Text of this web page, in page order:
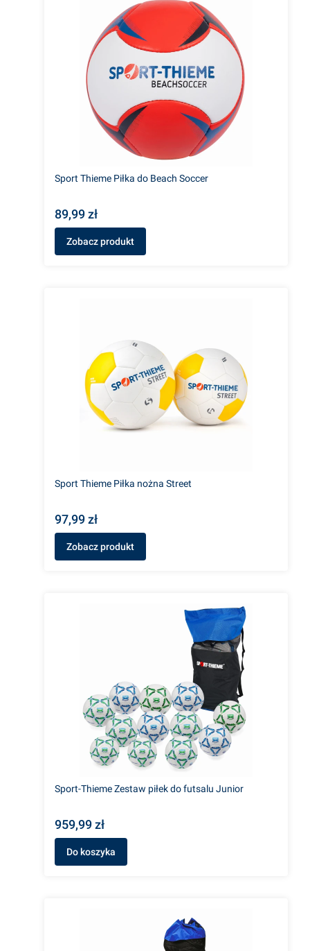
Sport Thieme Piłka do Beach Soccer
89,99 zł
Zobacz produkt
Sport Thieme Piłka nożna Street
97,99 zł
Zobacz produkt
Sport-Thieme Zestaw piłek do futsalu Junior
959,99 zł
Do koszyka